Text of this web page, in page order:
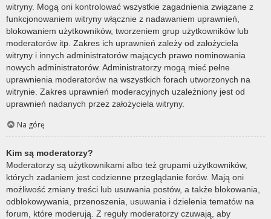
witryny. Mogą oni kontrolować wszystkie zagadnienia związane z
funkcjonowaniem witryny włącznie z nadawaniem uprawnień,
blokowaniem użytkowników, tworzeniem grup użytkowników lub
moderatorów itp. Zakres ich uprawnień zależy od założyciela
witryny i innych administratorów mających prawo nominowania
nowych administratorów. Administratorzy mogą mieć pełne
uprawnienia moderatorów na wszystkich forach utworzonych na
witrynie. Zakres uprawnień moderacyjnych uzależniony jest od
uprawnień nadanych przez założyciela witryny.
Na górę
Kim są moderatorzy?
Moderatorzy są użytkownikami albo też grupami użytkowników,
których zadaniem jest codzienne przeglądanie forów. Mają oni
możliwość zmiany treści lub usuwania postów, a także blokowania,
odblokowywania, przenoszenia, usuwania i dzielenia tematów na
forum, które moderują. Z reguły moderatorzy czuwają, aby